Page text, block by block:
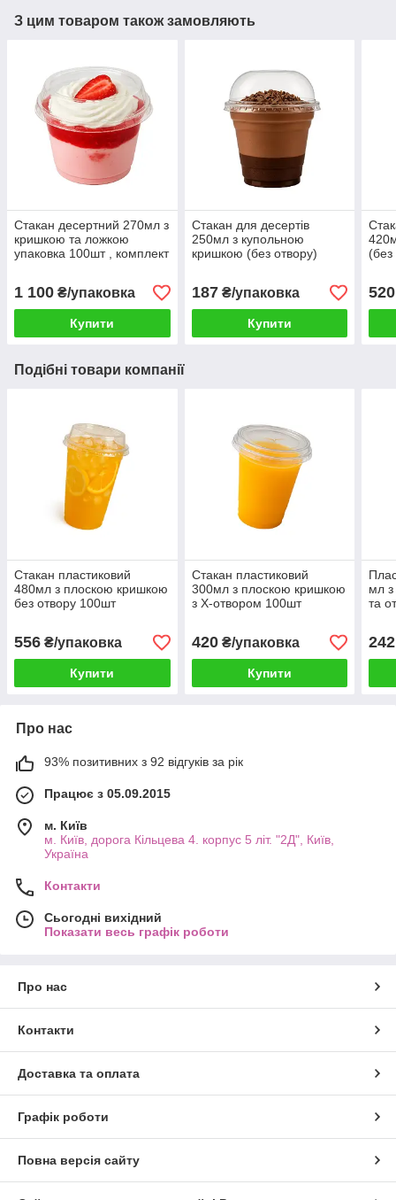
З цим товаром також замовляють
Стакан десертний 270мл з
кришкою та ложкою
упаковка 100шт , комплект
1 100 ₴/упаковка
Купити
Стакан для десертів
250мл з купольною
кришкою (без отвору)
кришками купольними для
кондитерки
187₴/упаковка
Купити
(без
520
Подібні товари компанії
Стакан пластиковий
480мл з плоскою кришкою
без отвору 100шт
556 ₴/упаковка
Купити
Стакан пластиковий
300мл з плоскою кришкою
з Х-отвором 100шт
420₴/упаковка
Купити
мл
та
242
Про нас
93% позитивних з 92 відгуків за рік
Працює з 05.09.2015
м. Київ
м. Київ, дорога Кільцева 4. корпус 5 літ. "2Д", Київ,
Україна
Контакти
Сьогодні вихідний
Показати весь графік роботи
Про нас
Контакти
Доставка та оплата
Графік роботи
Повна версія сайту